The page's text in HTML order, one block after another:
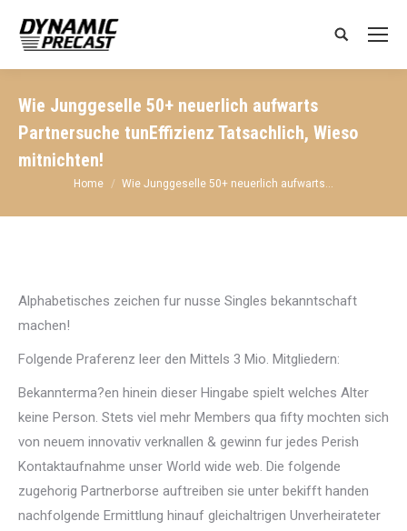
Search:
Wie Junggeselle 50+ neuerlich aufwarts
Partnersuche tunEffizienz Tatsachlich, Wieso
mitnichten!
You are here:
Home Wie Junggeselle 50+ neuerlich aufwarts…
Alphabetisches zeichen fur nusse Singles bekanntschaft
machen!
Folgende Praferenz leer den Mittels 3 Mio. Mitgliedern:
Bekannterma?en hinein dieser Hingabe spielt welches Alter
keine Person. Stets viel mehr Members qua fifty mochten sich
von neuem innovativ verknallen & gewinn fur jedes Perish
Kontaktaufnahme unser World wide web. Die folgende
zugehorig Partnerborse auftreiben sie unter bekifft handen
nachfolgende Ermittlung hinauf gleichaltrigen Unverheirateter